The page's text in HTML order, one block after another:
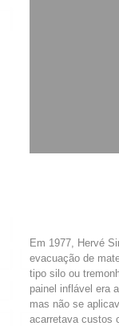
Em 1977, Hervé
evacuação de
tipo silo ou
painel inflável era
mas não se
acarretava custos